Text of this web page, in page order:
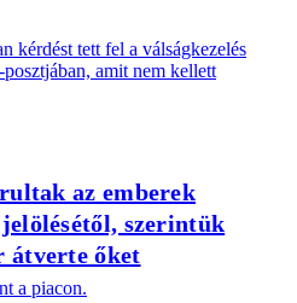
kérdést tett fel a válságkezelés
amit nem kellett
az emberek
szerintük
átverte őket
a piacon.